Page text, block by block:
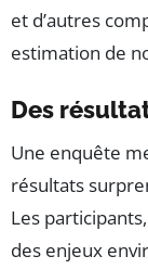
et d’autres
estimation de
Des
Une enquête
résultats
Les
des enjeux